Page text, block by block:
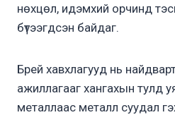
нөхцөл, идэмхий орчинд
бүтээгдсэн байдаг.
Брей хавхлагууд нь
ажиллагааг хангахын тулд
металлаас металл суудал